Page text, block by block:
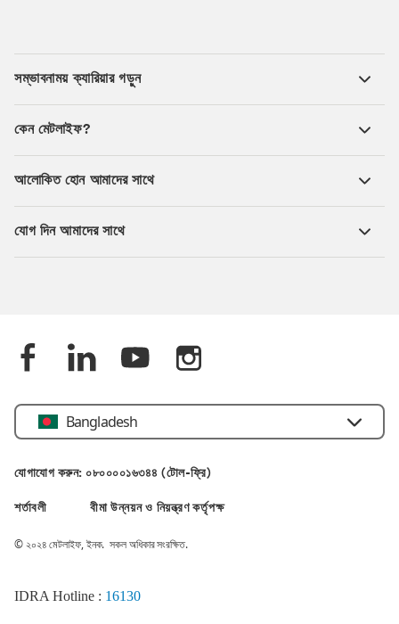
সম্ভাবনাময় ক্যারিয়ার গড়ুন
কেন মেটলাইফ?
আলোকিত হোন আমাদের সাথে
যোগ দিন আমাদের সাথে
Bangladesh
যোগাযোগ করুন: ০৮০০০০১৬৩৪৪ (টোল-ফ্রি)
শর্তাবলী বীমা উন্নয়ন ও নিয়ন্ত্রণ কর্তৃপক্ষ
© ২০২৪ মেটলাইফ, ইনক. সকল অধিকার সংরক্ষিত.
IDRA Hotline : 16130